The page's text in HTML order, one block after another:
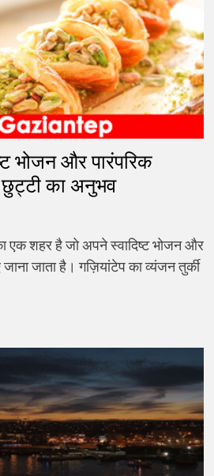
भोजन और पारंपरिक
का अनुभव
का एक शहर है जो अपने स्वादिष्ट भोजन और
जाता है। गज़ियांटेप का व्यंजन तुर्की